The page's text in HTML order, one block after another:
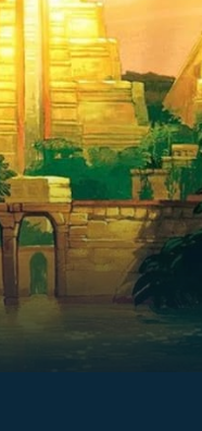
FILMY
REALITA
HORORY
REALITA
OPTICKÉ
KLAMY